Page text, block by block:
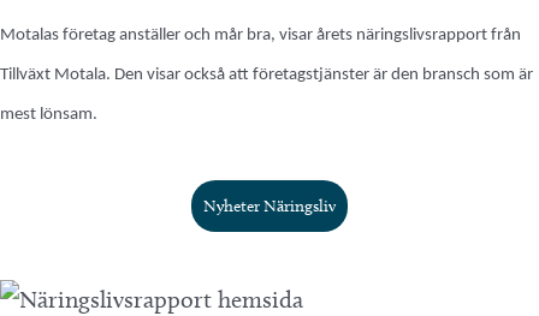
Motalas företag anställer och mår bra, visar årets näringslivsrapport från
Tillväxt Motala. Den visar också att företagstjänster är den bransch som är
mest lönsam.
Nyheter Näringsliv